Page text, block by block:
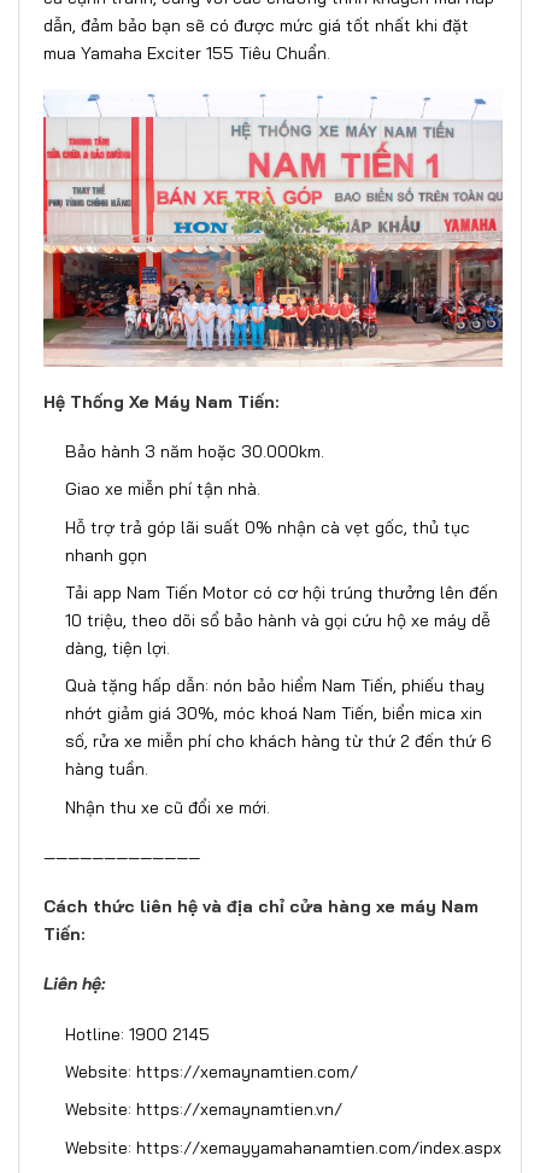
dẫn, đảm bảo bạn sẽ có được mức giá tốt nhất khi đặt
mua Yamaha Exciter 155 Tiêu Chuẩn.
Hệ Thống Xe Máy Nam Tiến:
Bảo hành 3 năm hoặc 30.000km.
Giao xe miễn phí tận nhà.
Hỗ trợ trả góp lãi suất 0% nhận cà vẹt gốc, thủ tục
nhanh gọn
Tải app Nam Tiến Motor có cơ hội trúng thưởng lên đến
10 triệu, theo dõi sổ bảo hành và gọi cứu hộ xe máy dễ
dàng, tiện lợi.
Quà tặng hấp dẫn: nón bảo hiểm Nam Tiến, phiếu thay
nhớt giảm giá 30%, móc khoá Nam Tiến, biển mica xin
số, rửa xe miễn phí cho khách hàng từ thứ 2 đến thứ 6
hàng tuần.
Nhận thu xe cũ đổi xe mới.
—————————————
Cách thức liên hệ và địa chỉ cửa hàng xe máy Nam
Tiến:
Liên hệ:
Hotline: 1900 2145
Website:https://xemaynamtien.com/
Website:https://xemaynamtien.vn/
Website:https://xemayyamahanamtien.com/index.aspx